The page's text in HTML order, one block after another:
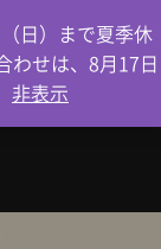
0
日）まで夏季休
わせは、8月17日
非表示